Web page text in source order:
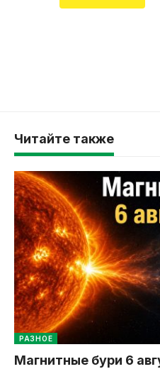
Читайте также
РАЗНОЕ
Магнитные бури 6